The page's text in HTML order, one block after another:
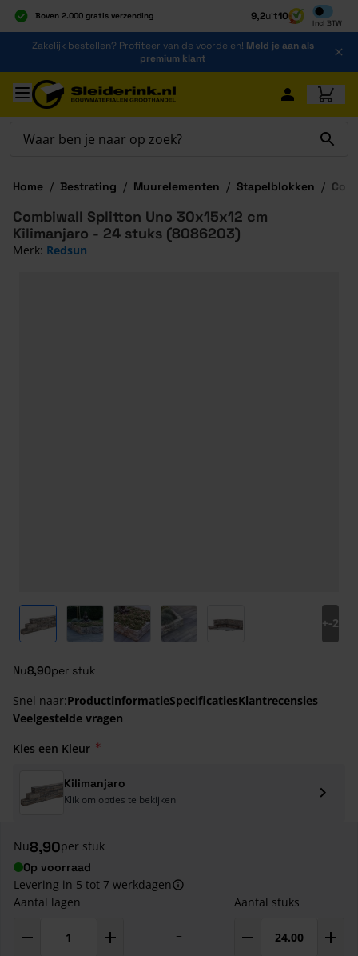
Boven 2.000 gratis verzending
Al 40 jaar dé specialist
Alles onder één dak
9,2uit10
Incl BTW
Inclusief
Ga naar de inhoud
Zakelijk bestellen? Profiteer van de voordelen! Meld je aan als
premium klant
Ga naar hoofdinhoud
Home / Bestrating / Muurelementen / Stapelblokken /
View larger imageView larger imageView larger image
+-2
Nu8,90per stuk
Combiwall Splitton Uno 30x15x12 cm
Kilimanjaro - 24 stuks (8086203)
Merk: Redsun
Snel naar:ProductinformatieSpecificatiesKlantrecensies
Veelgestelde vragen
Kies een Kleur
Kilimanjaro
Klik om opties te bekijken
Nu8,90per stuk
Op voorraad
Levering in 5 tot 7 werkdagen
Aantal lagen
=
Aantal stuks